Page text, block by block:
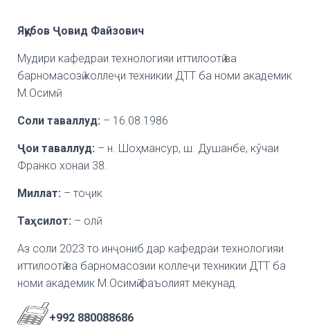
Яқубов Ҷовид Файзович
Мудири кафедраи технологияи иттилоотӣ ва
барномасозӣ коллеҷи техникии ДТТ ба номи академик
М.Осимӣ
Соли таваллуд: – 16.08.1986
Ҷои таваллуд: – н. Шоҳмансур, ш. Душанбе, кўчаи
Франко хонаи 38.
Миллат: – тоҷик
Таҳсилот: – олӣ
Аз соли 2023 то инҷониб дар кафедраи технологияи
иттилоотӣ ва барномасозии коллеҷи техникии ДТТ ба
номи академик М.Осимӣ фаъолият мекунад.
+992 880088686